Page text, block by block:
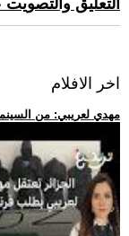
التعليق
اخر الافلام
.. مهدي لعريبي: من